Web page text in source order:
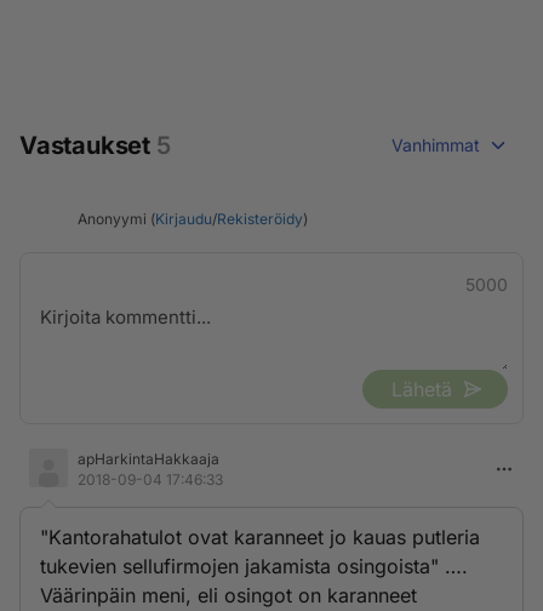
Vastaukset 5 Vanhimmat
Anonyymi (Kirjaudu/Rekisteröidy)
5000
Lähetä
apHarkintaHakkaaja
2018-09-04 17:46:33
"Kantorahatulot ovat karanneet jo kauas putleria
tukevien sellufirmojen jakamista osingoista" ….
Väärinpäin meni, eli osingot on karanneet